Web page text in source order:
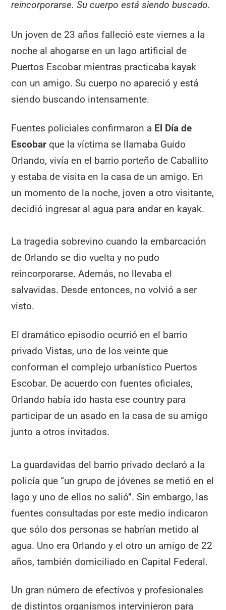
reincorporarse. Su cuerpo está siendo buscado.
Un joven de 23 años falleció este viernes a la
noche al ahogarse en un lago artificial de
Puertos Escobar mientras practicaba kayak
con un amigo. Su cuerpo no apareció y está
siendo buscando intensamente.
Fuentes policiales confirmaron a El Día de
Escobar que la víctima se llamaba Guido
Orlando, vivía en el barrio porteño de Caballito
y estaba de visita en la casa de un amigo. En
un momento de la noche, joven a otro visitante,
decidió ingresar al agua para andar en kayak.
La tragedia sobrevino cuando la embarcación
de Orlando se dio vuelta y no pudo
reincorporarse. Además, no llevaba el
salvavidas. Desde entonces, no volvió a ser
visto.
El dramático episodio ocurrió en el barrio
privado Vistas, uno de los veinte que
conforman el complejo urbanístico Puertos
Escobar. De acuerdo con fuentes oficiales,
Orlando había ido hasta ese country para
participar de un asado en la casa de su amigo
junto a otros invitados.
La guardavidas del barrio privado declaró a la
policía que “un grupo de jóvenes se metió en el
lago y uno de ellos no salió”. Sin embargo, las
fuentes consultadas por este medio indicaron
que sólo dos personas se habrían metido al
agua. Uno era Orlando y el otro un amigo de 22
años, también domiciliado en Capital Federal.
Un gran número de efectivos y profesionales
de distintos organismos intervinieron para